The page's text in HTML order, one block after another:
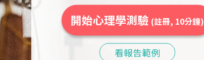
開始心理學測驗 (註冊, 10分鐘)
看報告範例